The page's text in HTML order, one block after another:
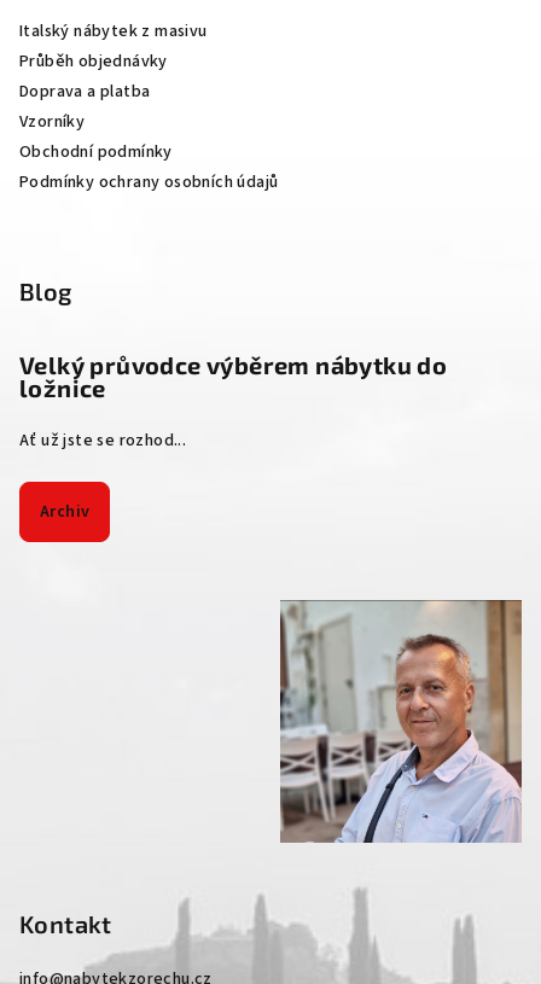
Italský nábytek z masivu
Průběh objednávky
Doprava a platba
Vzorníky
Obchodní podmínky
Podmínky ochrany osobních údajů
Blog
Velký průvodce výběrem nábytku do
ložnice
Ať už jste se rozhod...
Archiv
Kontakt
info@nabytekzorechu.cz